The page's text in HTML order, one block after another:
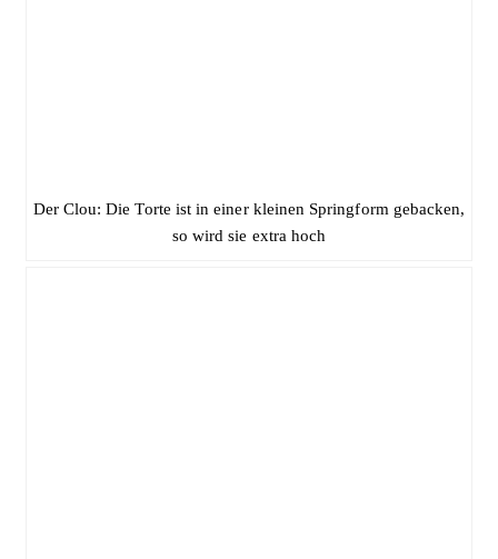
Der Clou: Die Torte ist in einer kleinen Springform gebacken,
so wird sie extra hoch